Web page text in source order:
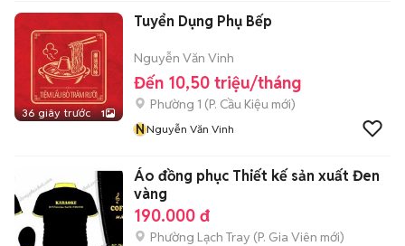
36 giây trước 1
Tuyển Dụng Phụ Bếp
Nguyễn Văn Vinh
Đến 10,50 triệu/tháng
Phường 1 (P. Cầu Kiệu mới)
NNguyễn Văn Vinh
Áo đồng phục Thiết kế sản xuất Đen
vàng
190.000 đ
Phường Lạch Tray (P. Gia Viên mới)